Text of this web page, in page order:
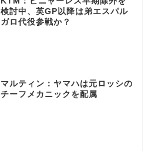
検討中、英GP以降は弟エスパル
ガロ代役参戦か？
マルティン：ヤマハは元ロッシの
チーフメカニックを配属